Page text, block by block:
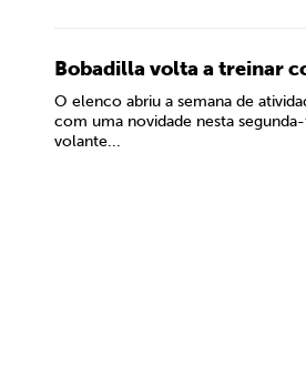
Bobadilla volta a treinar
O elenco abriu a semana de
com uma novidade nesta
volante...